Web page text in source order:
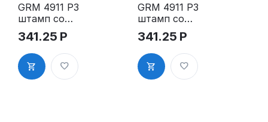
GRM 4911 P3
штамп со
стандартны
м словом -
"Погашено"
1.3"
341.25 Р
GRM 4911 P3
штамп со
стандартны
м словом -
"Получено с
датой" 3.8"
341.25 Р